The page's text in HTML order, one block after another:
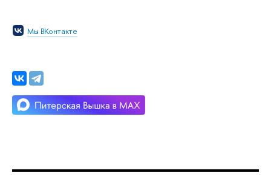
Мы ВКонтакте